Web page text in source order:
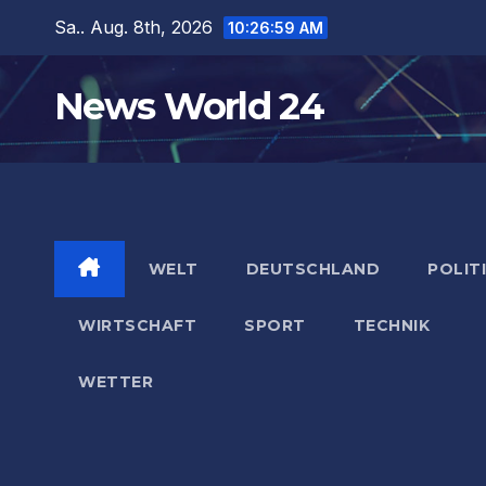
springen
Sa.. Aug. 8th, 2026 10:27:00 AM
News World 24
WELT DEUTSCHLAND
WIRTSCHAFT SPORT TECHNIK
WETTER